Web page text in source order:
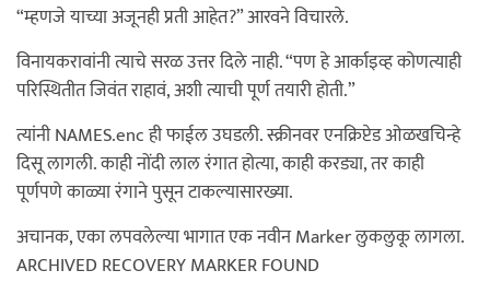
“म्हणजे याच्या अजूनही प्रती आहेत?” आरवने विचारले.
विनायकरावांनी त्याचे सरळ उत्तर दिले नाही. “पण हे आर्काइव्ह कोणत्याही
परिस्थितीत जिवंत राहावं, अशी त्याची पूर्ण तयारी होती.”
त्यांनी NAMES.enc ही फाईल उघडली. स्क्रीनवर एनक्रिप्टेड ओळखचिन्हे
दिसू लागली. काही नोंदी लाल रंगात होत्या, काही करड्या, तर काही
पूर्णपणे काळ्या रंगाने पुसून टाकल्यासारख्या.
अचानक, एका लपवलेल्या भागात एक नवीन Marker लुकलुकू लागला.
ARCHIVED RECOVERY MARKER FOUND